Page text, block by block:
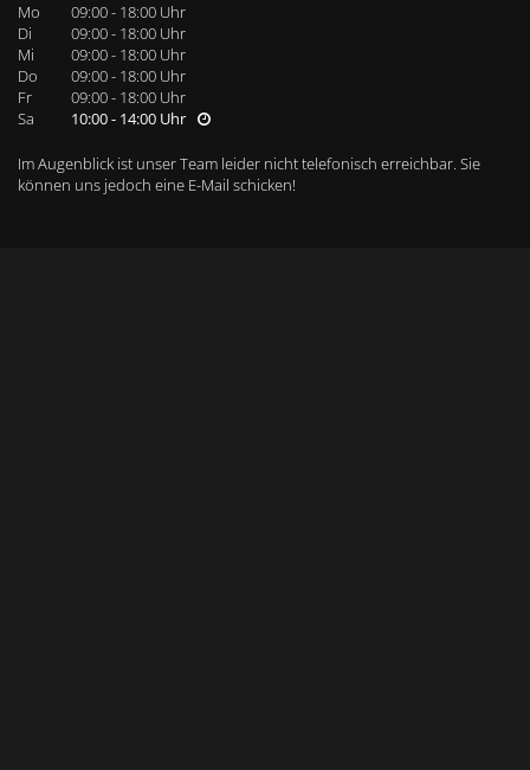
Mo
09:00 - 18:00 Uhr
Di
09:00 - 18:00 Uhr
Mi
09:00 - 18:00 Uhr
Do
09:00 - 18:00 Uhr
Fr
09:00 - 18:00 Uhr
Sa
10:00 - 14:00 Uhr
Im Augenblick ist unser Team leider nicht telefonisch erreichbar. Sie
können uns jedoch eine E-Mail schicken!